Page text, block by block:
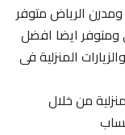
الرياض متوفر
ايضا افضل
المنزلية فى
من خلال